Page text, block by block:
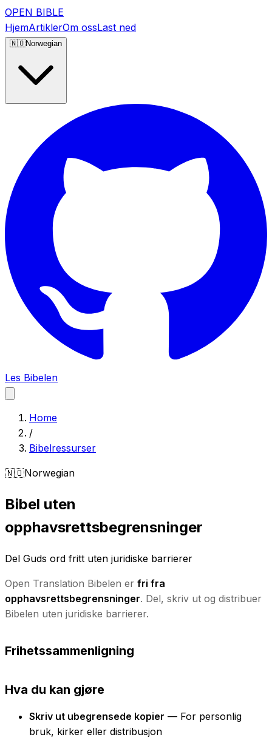
OPEN BIBLE
HjemArtiklerOm ossLast ned
🇳🇴Norwegian
Les Bibelen
Home
/
Bibelressurser
🇳🇴Norwegian
Bibel uten
opphavsrettsbegrensninger
Del Guds ord fritt uten juridiske barrierer
Open Translation Bibelen er fri fra
opphavsrettsbegrensninger. Del, skriv ut og distribuer
Bibelen uten juridiske barrierer.
Frihetssammenligning
Hva du kan gjøre
Skriv ut ubegrensede kopier — For personlig
bruk, kirker eller distribusjon